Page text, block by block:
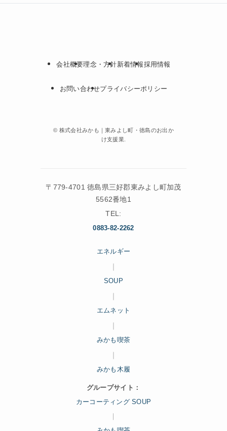
会社概要理念・方針新着情報採用情報
お問い合わせプライバシーポリシー
© 株式会社みかも｜東みよし町・徳島のお出か
け支援業.
〒779-4701 徳島県三好郡東みよし町加茂
5562番地1
TEL:
0883-82-2262
エネルギー
SOUP
エムネット
みかも喫茶
みかも木履
グループサイト：
カーコーティング SOUP